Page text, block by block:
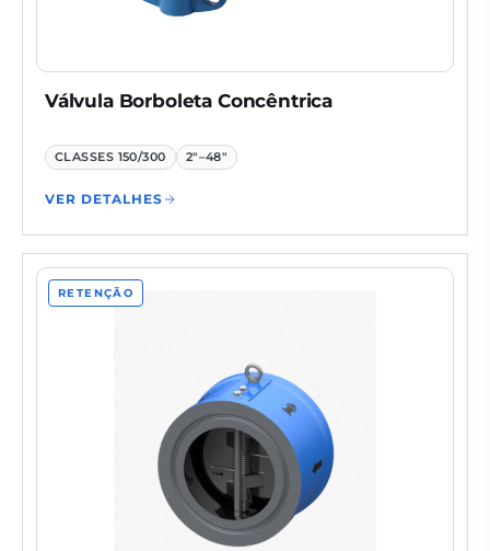
Válvula Borboleta Concêntrica
CLASSES 150/300 2"–48"
VER DETALHES
RETENÇÃO